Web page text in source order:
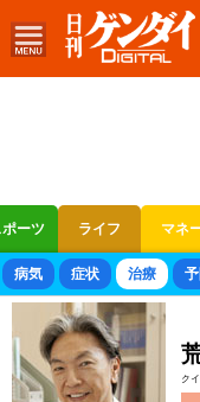
ーツ ライフ マネ
ボートレース 競輪
病気 症状 治療
ク